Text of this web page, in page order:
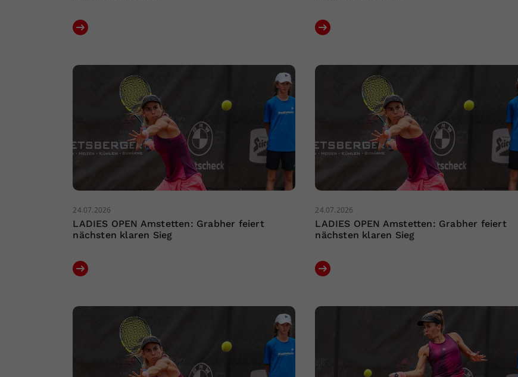
24.07.2026
LADIES OPEN Amstetten: Grabher feiert
nächsten klaren Sieg
24.07.2026
LADIES OPEN Amstetten: Grabher feiert
nächsten klaren Sieg